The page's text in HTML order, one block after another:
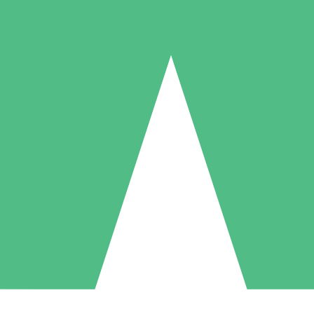
Individuelle Credit-Pakete
nach Bedarf mit Download-Credits. Keine monatliche Verpflichtung